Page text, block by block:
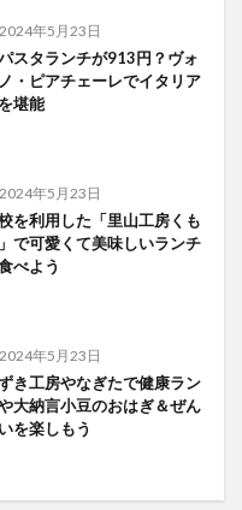
2024年5月23日
スタランチが913円？ヴォ
・ピアチェーレでイタリア
堪能
2024年5月23日
を利用した「里山工房くも
で可愛くて美味しいランチ
べよう
2024年5月23日
き工房やなぎたで健康ラン
大納言小豆のおはぎ＆ぜん
を楽しもう